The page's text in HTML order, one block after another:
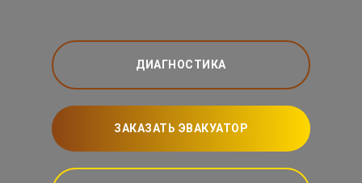
ДИАГНОСТИКА
ЗАКАЗАТЬ ЭВАКУАТОР